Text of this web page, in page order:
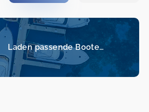
Laden passende Boote…